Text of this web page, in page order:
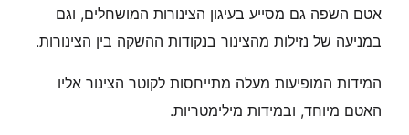
אטם השפה גם מסייע בעיגון הצינורות המושחלים, וגם
במניעה של נזילות מהצינור בנקודות ההשקה בין הצינורות.
המידות המופיעות מעלה מתייחסות לקוטר הצינור אליו
האטם מיוחד, ובמידות מילימטריות.